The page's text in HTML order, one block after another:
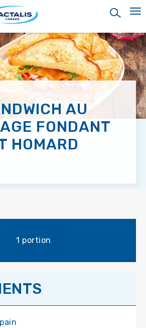
AU
FONDANT
HOMARD
1 portion